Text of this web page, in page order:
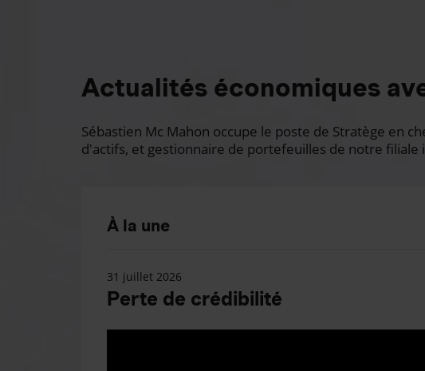
Actualités économiques
Sébastien Mc Mahon occupe le poste de Stratège en
d'actifs, et gestionnaire de portefeuilles de notre filiale
À la une
31 juillet 2026
Perte de crédibilité